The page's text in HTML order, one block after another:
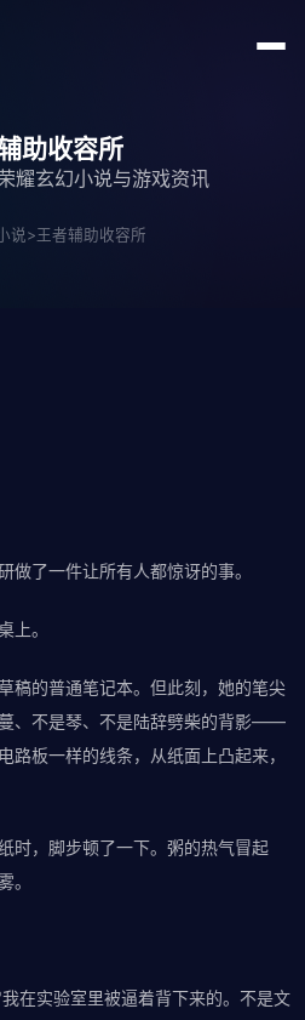
助收容所
耀玄幻小说与游戏资讯
说>王者辅助收容所
做了一件让所有人都惊讶的事。
上。
稿的普通笔记本。但此刻，她的笔尖
、不是琴、不是陆辞劈柴的背影——
路板一样的线条，从纸面上凸起来，
时，脚步顿了一下。粥的热气冒起
。
在实验室里被逼着背下来的。不是文